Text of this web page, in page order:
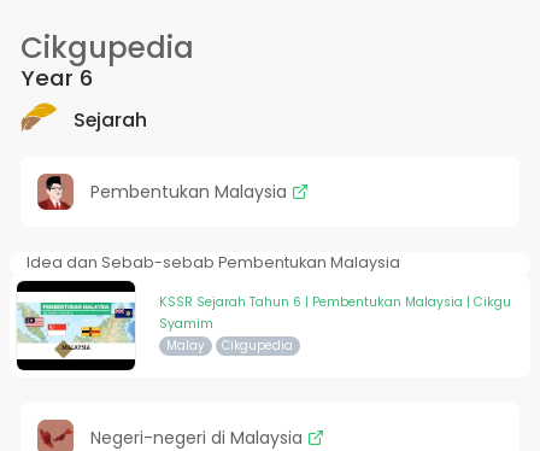
Cikgupedia
Year 6
Sejarah
Pembentukan Malaysia
Idea dan Sebab-sebab Pembentukan Malaysia
KSSR Sejarah Tahun 6 | Pembentukan Malaysia | Cikgu
Syamim
Malay Cikgupedia
Negeri-negeri di Malaysia